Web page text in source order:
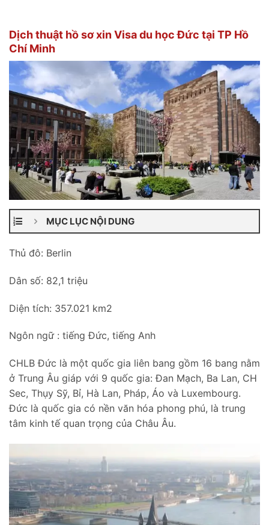
Dịch thuật hồ sơ xin Visa du học Đức tại TP Hồ
Chí Minh
MỤC LỤC NỘI DUNG
Thủ đô: Berlin
Dân số: 82,1 triệu
Diện tích: 357.021 km2
Ngôn ngữ : tiếng Đức, tiếng Anh
CHLB Đức là một quốc gia liên bang gồm 16 bang nằm
ở Trung Âu giáp với 9 quốc gia: Đan Mạch, Ba Lan, CH
Sec, Thụy Sỹ, Bỉ, Hà Lan, Pháp, Áo và Luxembourg.
Đức là quốc gia có nền văn hóa phong phú, là trung
tâm kinh tế quan trọng của Châu Âu.